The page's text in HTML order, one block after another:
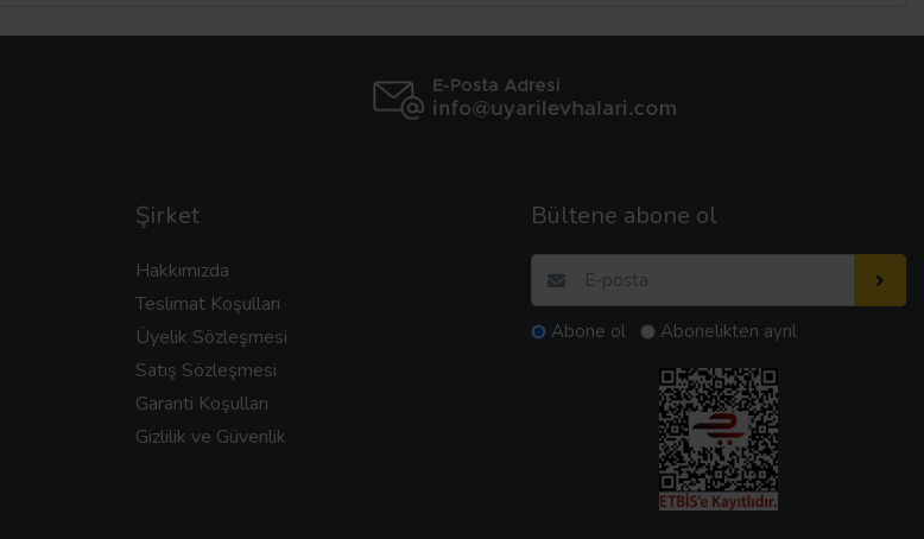
Şirket
Hakkımızda
Teslimat Koşulları
Üyelik Sözleşmesi
Satış Sözleşmesi
Garanti Koşulları
Gizlilik ve Güvenlik
Bültene abone ol
Abone ol Abonelikten ayrıl